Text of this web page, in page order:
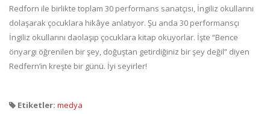
Redforn ile birlikte toplam 30 performans sanatçısı, İngiliz okullarını
dolaşarak çocuklara hikâye anlatıyor. Şu anda 30 performansçı
İngiliz okullarını daolaşıp çocuklara kitap okuyorlar. İşte “Bence
önyargı öğrenilen bir şey, doğuştan getirdiğiniz bir şey değil” diyen
Redfern’in kreşte bir günü. İyi seyirler!
Etiketler: medya